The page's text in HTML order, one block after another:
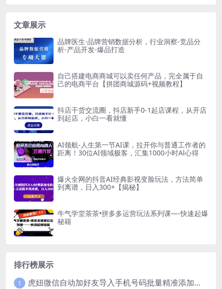
文章展示
品牌医生·品牌营销数据分析，行业洞察-竞品分
析-产品开发-爆品打造
自己搭建电商商城可以卖任何产品，完全属于自
己的电商平台【拼团商城源码+视频教程】
抖店干货交流圈，抖店新手0-1起店课程，从开店
到起店，小白一看就懂
AI领航-人生第一节AI课，拉开你与普通工作者的
距离！30位AI领域极客，汇集1000小时Al心得
爆火全网的抖音AI经典影视变脸玩法，方法简单
到离谱，日入300+【揭秘】
牛气学堂茶茶•拼多多运营玩法系列课—-快速起爆
秘籍
排行榜展示
1 虎妞微信自动加好友导入手机号码批量精准添加客户售营销软件微商工具